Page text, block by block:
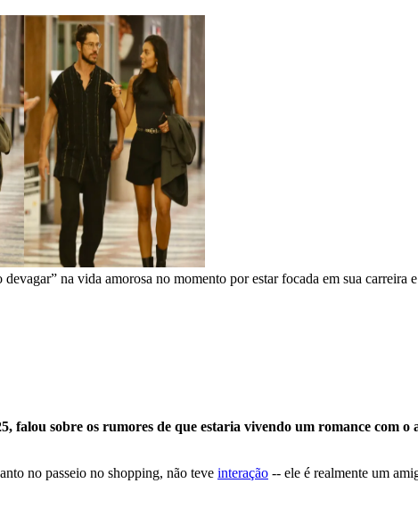
na vida amorosa no momento por estar focada em sua carreira
falou sobre os rumores de que estaria vivendo um romance com o
no passeio no shopping, não teve interação -- ele é realmente um